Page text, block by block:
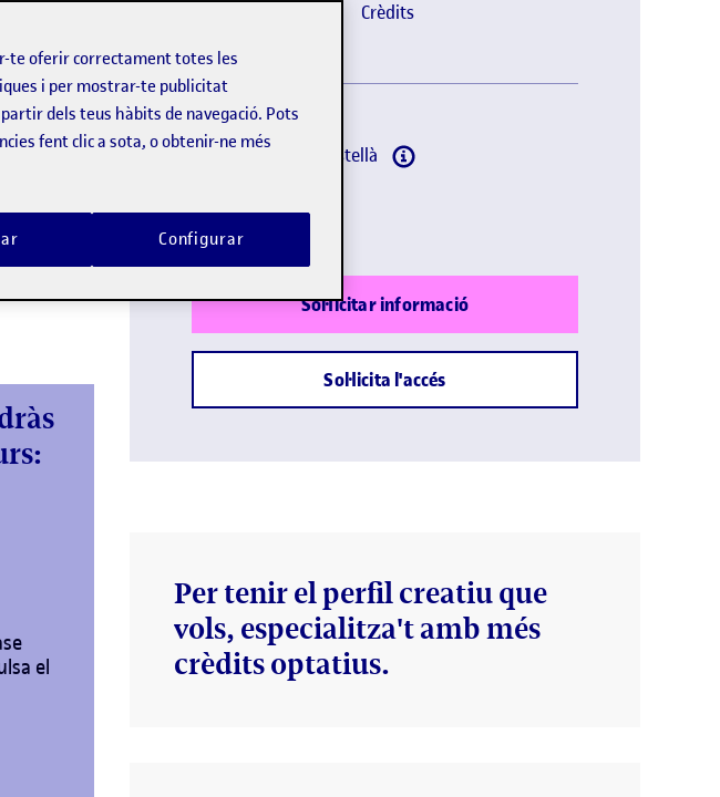
gràfic,
propi
com a
el
Crèdits
Idiomes:Català, Castellà
Sol·licitar informació
Sol·licita l'accés
Per tenir el perfil creatiu que
vols, especialitza't amb més
crèdits optatius.
te oferir correctament totes les
i per mostrar-te publicitat
dels teus hàbits de navegació. Pots
fent clic a sota, o obtenir-ne més
Configurar